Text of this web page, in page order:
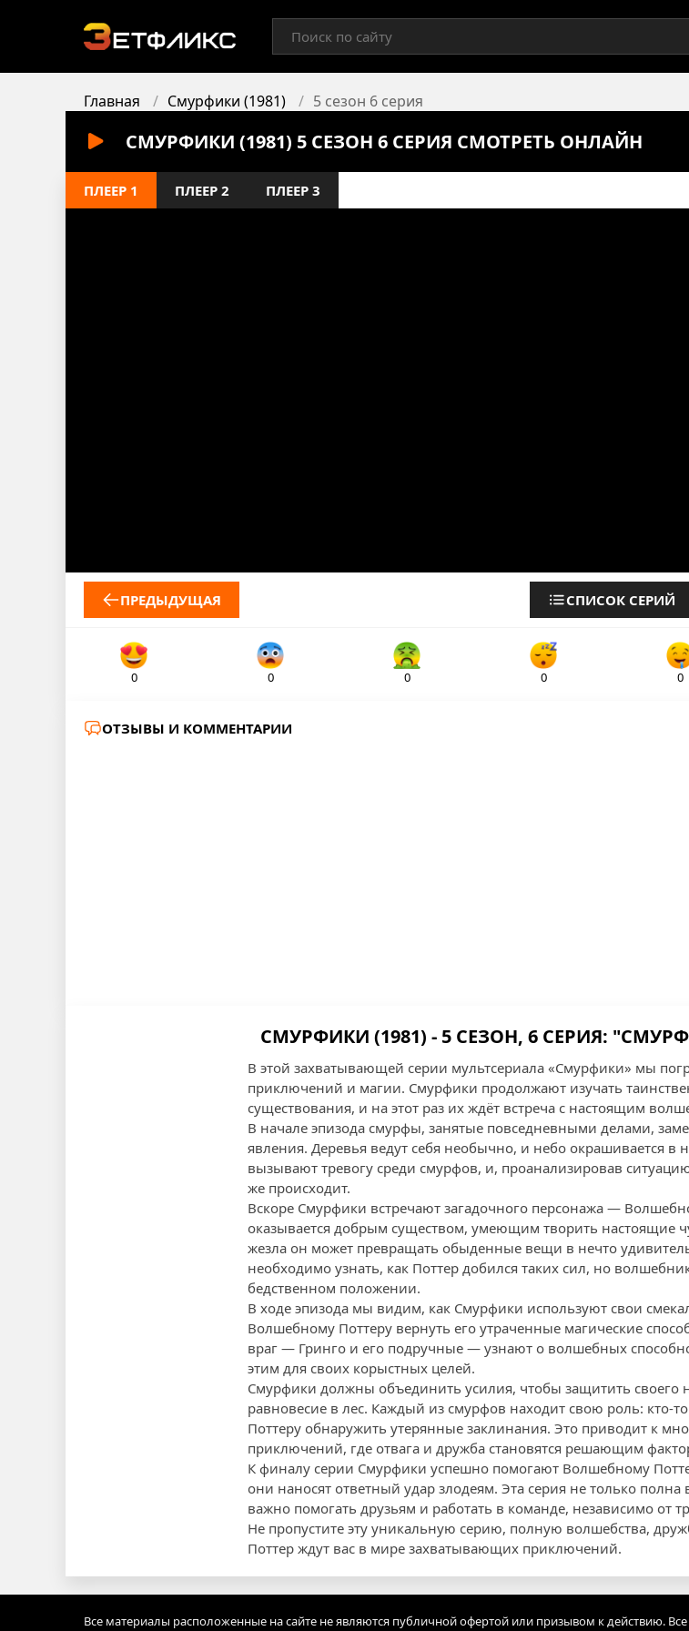
Главная Смурфики (1981) 5 сезон 6 серия
СМУРФИКИ (1981) 5 СЕЗОН 6 СЕРИЯ СМОТРЕТЬ ОНЛАЙН
ПЛЕЕР 1 ПЛЕЕР 2 ПЛЕЕР 3
ПРЕДЫДУЩАЯ СПИСОК СЕРИЙ
0 0 0 0 0
ОТЗЫВЫ И КОММЕНТАРИИ
СМУРФИКИ (1981) - 5 СЕЗОН, 6 СЕРИЯ:
В этой захватывающей серии мультсериала «Смурфики» мы
приключений и магии. Смурфики продолжают изучать
существования, и на этот раз их ждёт встреча с настоящим
В начале эпизода смурфы, занятые повседневными делами,
явления. Деревья ведут себя необычно, и небо окрашивается в
вызывают тревогу среди смурфов, и, проанализировав
же происходит.
Вскоре Смурфики встречают загадочного персонажа —
оказывается добрым существом, умеющим творить настоящие
жезла он может превращать обыденные вещи в нечто
необходимо узнать, как Поттер добился таких сил, но
бедственном положении.
В ходе эпизода мы видим, как Смурфики используют свои
Волшебному Поттеру вернуть его утраченные магические
враг — Гринго и его подручные — узнают о волшебных
этим для своих корыстных целей.
Смурфики должны объединить усилия, чтобы защитить своего
равновесие в лес. Каждый из смурфов находит свою роль: кто-то
Поттеру обнаружить утерянные заклинания. Это приводит к
приключений, где отвага и дружба становятся решающим
К финалу серии Смурфики успешно помогают Волшебному
они наносят ответный удар злодеям. Эта серия не только
важно помогать друзьям и работать в команде, независимо от
Не пропустите эту уникальную серию, полную волшебства,
Поттер ждут вас в мире захватывающих приключений.
Все материалы расположенные на сайте не являются публичной офертой или призывом к действию.